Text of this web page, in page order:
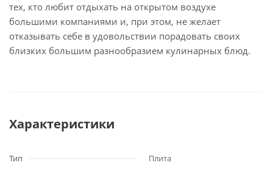
тех, кто любит отдыхать на открытом воздухе
большими компаниями и, при этом, не желает
отказывать себе в удовольствии порадовать своих
близких большим разнообразием кулинарных блюд.
Характеристики
Тип
Плита